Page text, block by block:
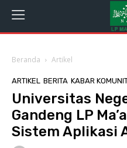
Beranda Artikel
ARTIKEL BERITA KABAR
Universitas
Gandeng LP
Sistem Aplikasi